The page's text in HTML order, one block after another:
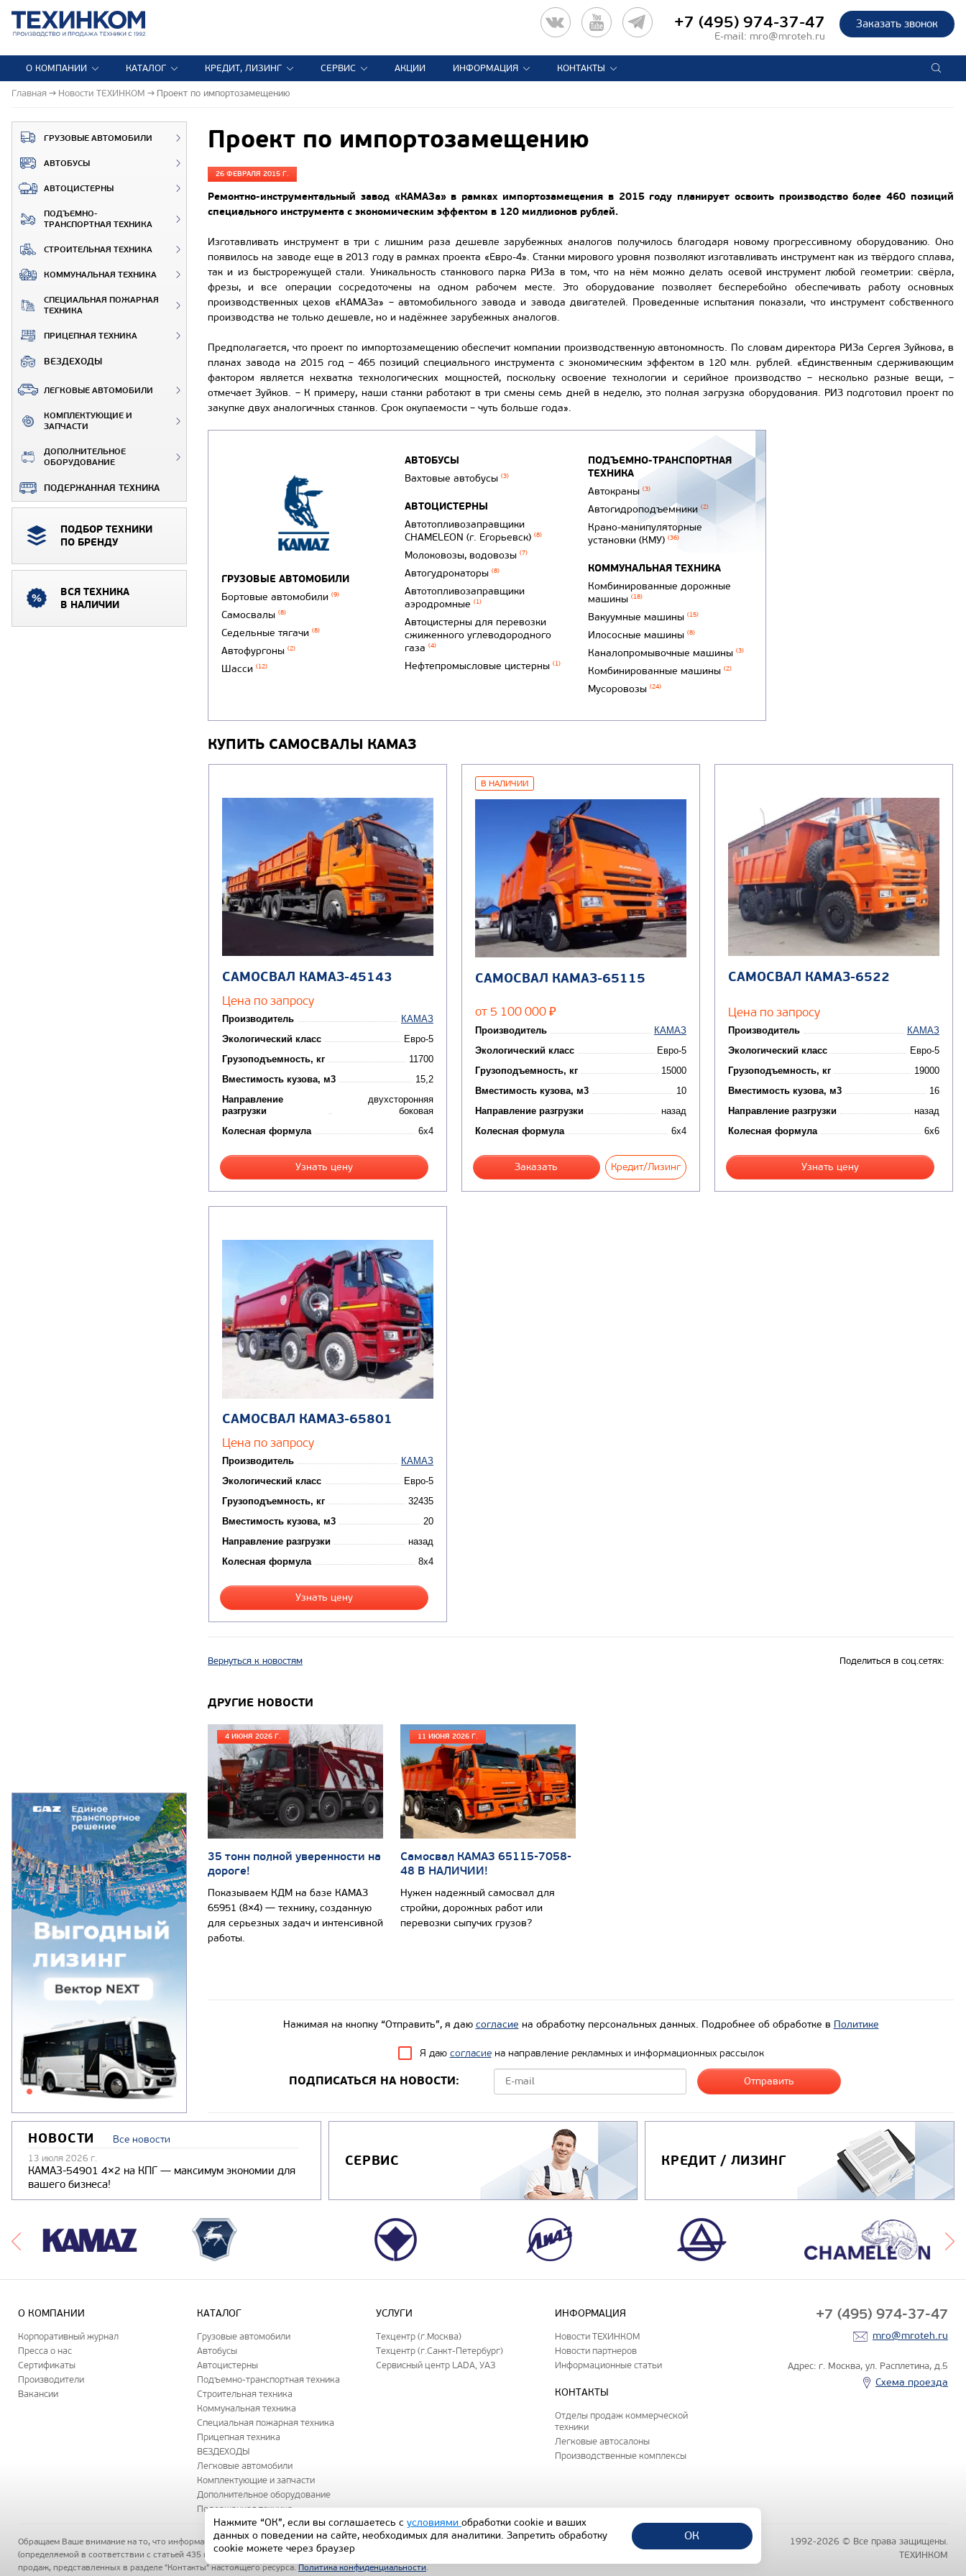
Заказать звонок
+7 (495) 974-37-47
E-mail: mro@mroteh.ru
О КОМПАНИИ КАТАЛОГ КРЕДИТ, ЛИЗИНГ СЕРВИС АКЦИИ ИНФОРМАЦИЯ КОНТАКТЫ
Главная Новости ТЕХИНКОМ Проект по импортозамещению
ГРУЗОВЫЕ АВТОМОБИЛИ
АВТОБУСЫ
АВТОЦИСТЕРНЫ
ПОДЪЕМНО-
ТРАНСПОРТНАЯ ТЕХНИКА
СТРОИТЕЛЬНАЯ ТЕХНИКА
КОММУНАЛЬНАЯ ТЕХНИКА
СПЕЦИАЛЬНАЯ ПОЖАРНАЯ
ТЕХНИКА
ПРИЦЕПНАЯ ТЕХНИКА
ВЕЗДЕХОДЫ
ЛЕГКОВЫЕ АВТОМОБИЛИ
КОМПЛЕКТУЮЩИЕ И
ЗАПЧАСТИ
ДОПОЛНИТЕЛЬНОЕ
ОБОРУДОВАНИЕ
ПОДЕРЖАННАЯ ТЕХНИКА
ПОДБОР ТЕХНИКИ
ПО БРЕНДУ
ВСЯ ТЕХНИКА
В НАЛИЧИИ
Проект по импортозамещению
26 ФЕВРАЛЯ 2015 Г.
Ремонтно-инструментальный завод «КАМАЗа» в рамках импортозамещения в 2015 году планирует освоить производство более 460 позиций
специального инструмента с экономическим эффектом в 120 миллионов рублей.
Изготавливать инструмент в три с лишним раза дешевле зарубежных аналогов получилось благодаря новому прогрессивному оборудованию. Оно
появилось на заводе еще в 2013 году в рамках проекта «Евро-4». Станки мирового уровня позволяют изготавливать инструмент как из твёрдого сплава,
так и из быстрорежущей стали. Уникальность станкового парка РИЗа в том, что на нём можно делать осевой инструмент любой геометрии: свёрла,
фрезы, и все операции сосредоточены на одном рабочем месте. Это оборудование позволяет бесперебойно обеспечивать работу основных
производственных цехов «КАМАЗа» – автомобильного завода и завода двигателей. Проведенные испытания показали, что инструмент собственного
производства не только дешевле, но и надёжнее зарубежных аналогов.
Предполагается, что проект по импортозамещению обеспечит компании производственную автономность. По словам директора РИЗа Сергея Зуйкова, в
планах завода на 2015 год – 465 позиций специального инструмента с экономическим эффектом в 120 млн. рублей. «Единственным сдерживающим
фактором является нехватка технологических мощностей, поскольку освоение технологии и серийное производство – несколько разные вещи, –
отмечает Зуйков. – К примеру, наши станки работают в три смены семь дней в неделю, это полная загрузка оборудования. РИЗ подготовил проект по
закупке двух аналогичных станков. Срок окупаемости – чуть больше года».
ГРУЗОВЫЕ АВТОМОБИЛИ
Бортовые автомобили (9)
Самосвалы (8)
Седельные тягачи (8)
Автофургоны (2)
Шасси (12)
АВТОБУСЫ
Вахтовые автобусы (3)
АВТОЦИСТЕРНЫ
Автотопливозаправщики
CHAMELEON (г. Егорьевск) (8)
Молоковозы, водовозы (7)
Автогудронаторы (8)
Автотопливозаправщики
аэродромные (1)
Автоцистерны для перевозки
сжиженного углеводородного
газа (4)
Нефтепромысловые цистерны (1)
ПОДЪЕМНО-ТРАНСПОРТНАЯ
ТЕХНИКА
Автокраны (3)
Автогидроподъемники (2)
Крано-манипуляторные
установки (КМУ) (36)
КОММУНАЛЬНАЯ ТЕХНИКА
Комбинированные дорожные
машины (18)
Вакуумные машины (15)
Илососные машины (8)
Каналопромывочные машины (3)
Комбинированные машины (2)
Мусоровозы (24)
КУПИТЬ САМОСВАЛЫ КАМАЗ
САМОСВАЛ КАМАЗ-45143
Цена по запросу
Производитель
КАМАЗ
Экологический класс
Евро-5
Грузоподъемность, кг
11700
Вместимость кузова, м3
15,2
Направление
разгрузки
двухсторонняя
боковая
Колесная формула
6x4
Узнать цену
В НАЛИЧИИ
САМОСВАЛ КАМАЗ-65115
от 5 100 000 ₽
Производитель
КАМАЗ
Экологический класс
Евро-5
Грузоподъемность, кг
15000
Вместимость кузова, м3
10
Направление разгрузки
назад
Колесная формула
6x4
Заказать Кредит/Лизинг
САМОСВАЛ КАМАЗ-6522
Цена по запросу
Производитель
КАМАЗ
Экологический класс
Евро-5
Грузоподъемность, кг
19000
Вместимость кузова, м3
16
Направление разгрузки
назад
Колесная формула
6x6
Узнать цену
САМОСВАЛ КАМАЗ-65801
Цена по запросу
Производитель
КАМАЗ
Экологический класс
Евро-5
Грузоподъемность, кг
32435
Вместимость кузова, м3
20
Направление разгрузки
назад
Колесная формула
8x4
Узнать цену
Вернуться к новостям Поделиться в соц.сетях:
ДРУГИЕ НОВОСТИ
4 ИЮНЯ 2026 Г.
35 тонн полной уверенности на
дороге!
Показываем КДМ на базе КАМАЗ
65951 (8×4) — технику, созданную
для серьезных задач и интенсивной
работы.
11 ИЮНЯ 2026 Г.
Самосвал КАМАЗ 65115-7058-
48 В НАЛИЧИИ!
Нужен надежный самосвал для
стройки, дорожных работ или
перевозки сыпучих грузов?
Нажимая на кнопку “Отправить”, я даю согласие на обработку персональных данных. Подробнее об обработке в Политике
Я даю согласиена направление рекламных и информационных рассылок
ПОДПИСАТЬСЯ НА НОВОСТИ:
НОВОСТИ Все новости
13 июля 2026 г.
КАМАЗ-54901 4×2 на КПГ — максимум экономии для
вашего бизнеса!
СЕРВИС КРЕДИТ / ЛИЗИНГ
О КОМПАНИИ
Корпоративный журнал
Пресса о нас
Сертификаты
Производители
Вакансии
КАТАЛОГ
Грузовые автомобили
Автобусы
Автоцистерны
Подъемно-транспортная техника
Строительная техника
Коммунальная техника
Специальная пожарная техника
Прицепная техника
ВЕЗДЕХОДЫ
Легковые автомобили
Комплектующие и запчасти
Дополнительное оборудование
Подержанная техника
УСЛУГИ
Техцентр (г.Москва)
Техцентр (г.Санкт-Петербург)
Сервисный центр LADA, УАЗ
ИНФОРМАЦИЯ
Новости ТЕХИНКОМ
Новости партнеров
Информационные статьи
КОНТАКТЫ
Отделы продаж коммерческой
техники
Легковые автосалоны
Производственные комплексы
+7 (495) 974-37-47
mro@mroteh.ru
Адрес: г. Москва, ул. Расплетина, д.5
Схема проезда
Обращаем Ваше внимание на то, что информация на данном сайте носит исключительно уведомительный и информационный характер и не является публичной офертой
(определяемой в соответствии с статьей 435 и статьей 437 Гражданского кодекса РФ). Наличие и стоимость представленных на сайте автомобилей уточняйте по телефонам отделов
продаж, представленных в разделе "Контакты" настоящего ресурса. Политика конфиденциальности.
1992-2026 © Все права защищены.
ТЕХИНКОМ
Нажмите “ОК”, если вы соглашаетесь с условиями обработки cookie и ваших
данных о поведении на сайте, необходимых для аналитики. Запретить обработку
cookie можете через браузер
ОК